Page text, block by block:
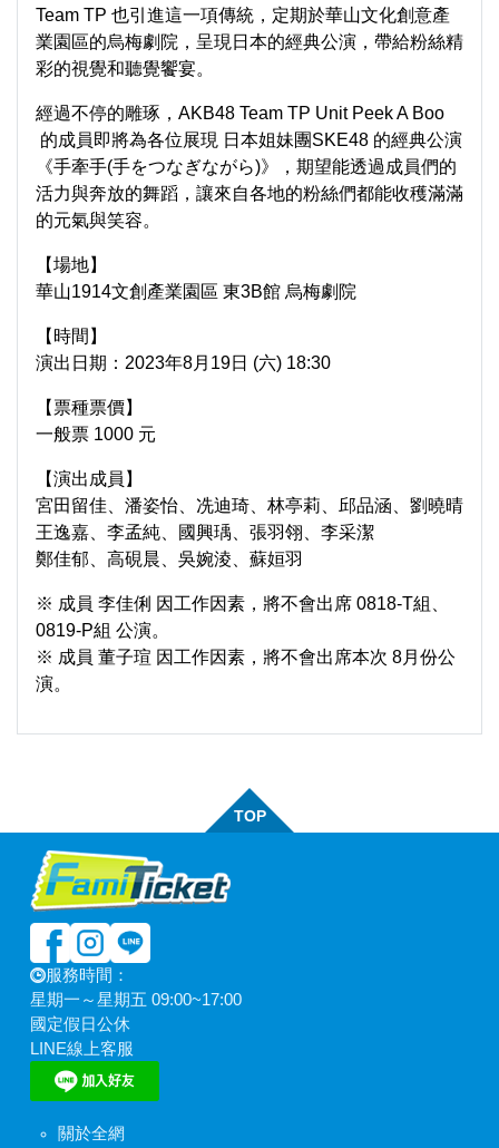
Team TP 也引進這一項傳統，定期於華山文化創意產
業園區的烏梅劇院，呈現日本的經典公演，帶給粉絲精
彩的視覺和聽覺饗宴。
經過不停的雕琢，AKB48 Team TP Unit Peek A Boo
的成員即將為各位展現 日本姐妹團SKE48 的經典公演
《手牽手(手をつなぎながら)》，期望能透過成員們的
活力與奔放的舞蹈，讓來自各地的粉絲們都能收穫滿滿
的元氣與笑容。
【場地】
華山1914文創產業園區 東3B館 烏梅劇院
【時間】
演出日期：2023年8月19日 (六) 18:30
【票種票價】
一般票 1000 元
【演出成員】
宮田留佳、潘姿怡、冼迪琦、林亭莉、邱品涵、劉曉晴
王逸嘉、李孟純、國興瑀、張羽翎、李采潔
鄭佳郁、高硯晨、吳婉淩、蘇姮羽
※ 成員 李佳俐 因工作因素，將不會出席 0818-T組、
0819-P組 公演。
※ 成員 董子瑄 因工作因素，將不會出席本次 8月份公
演。
TOP
服務時間：
星期一～星期五 09:00~17:00
國定假日公休
LINE線上客服
關於全網